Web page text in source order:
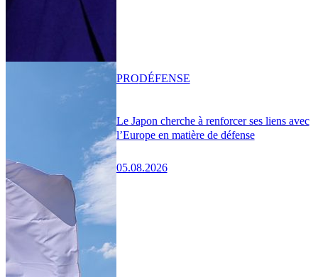
Le Japon cherche à renforcer ses liens avec
l’Europe en matière de défense
05.08.2026
PRODÉFENSE